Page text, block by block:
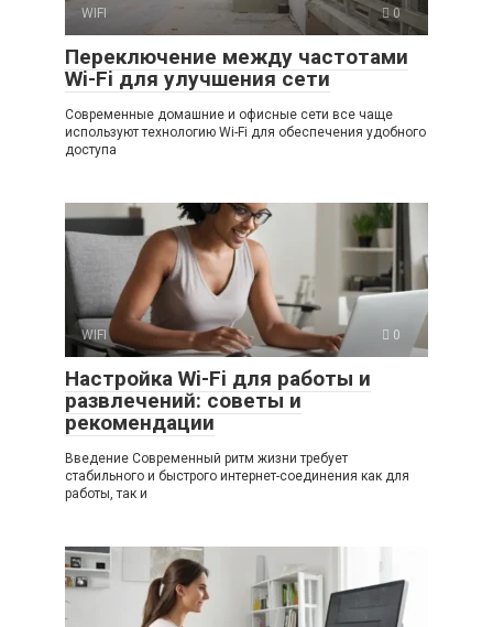
WIFI 0
Переключение между частотами
Wi-Fi для улучшения сети
Современные домашние и офисные сети все чаще
используют технологию Wi-Fi для обеспечения удобного
доступа
WIFI 0
Настройка Wi-Fi для работы и
развлечений: советы и
рекомендации
Введение Современный ритм жизни требует
стабильного и быстрого интернет-соединения как для
работы, так и